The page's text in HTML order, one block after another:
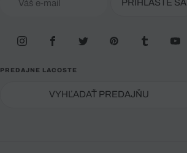
PRIHLÁSTE SA
PREDAJNE LACOSTE
VYHĽADAŤ PREDAJŇU